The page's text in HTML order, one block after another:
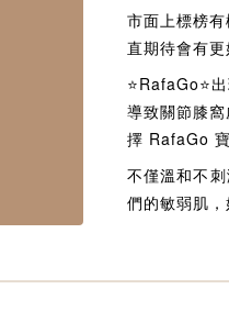
市面上標榜
直期待會有
⭐RafaGo⭐
導致關節膝
擇 RafaGo
不僅溫和不
們的敏弱肌